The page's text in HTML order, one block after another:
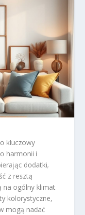
kluczowy
harmonii i
dodatki,
z resztą
na ogólny klimat
kolorystyczne,
mogą nadać